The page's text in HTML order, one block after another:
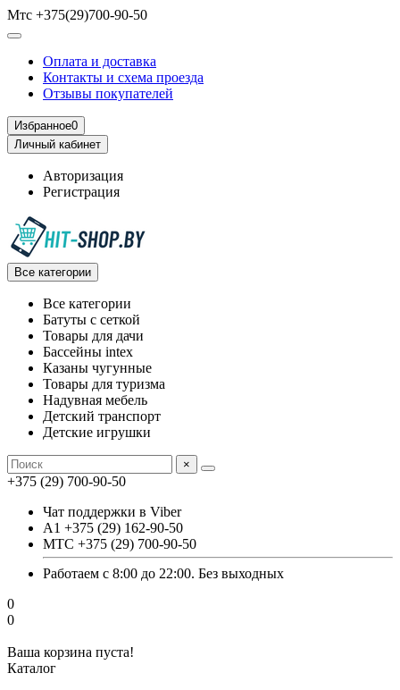
Мтс +375(29)700-90-50
Оплата и доставка
Контакты и схема проезда
Отзывы покупателей
Избранное0
Личный кабинет
Авторизация
Регистрация
Все категории
Все категории
Батуты с сеткой
Товары для дачи
Бассейны intex
Казаны чугунные
Товары для туризма
Надувная мебель
Детский транспорт
Детские игрушки
×
+375 (29) 700-90-50
Чат поддержки в Viber
А1 +375 (29) 162-90-50
МТС +375 (29) 700-90-50
Работаем с 8:00 до 22:00. Без выходных
0
0
Ваша корзина пуста!
Каталог